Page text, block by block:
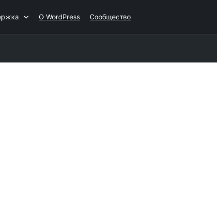
О WordPress Сообщество